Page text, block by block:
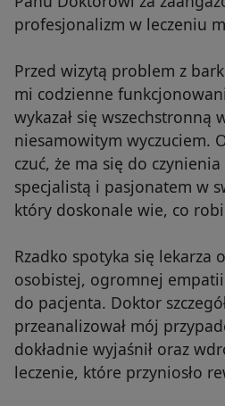
profesjonalizm w leczeniu
Przed wizytą problem z
mi codzienne
wykazał się wszechstronną
niesamowitym wyczuciem.
czuć, że ma się do
specjalistą i pasjonatem w
który doskonale wie, co
Rzadko spotyka się lekarza
osobistej, ogromnej
do pacjenta. Doktor
przeanalizował mój
dokładnie wyjaśnił oraz
leczenie, które przyniosło